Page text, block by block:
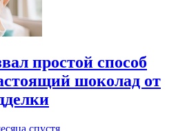
простой способ
шоколад от
спустя